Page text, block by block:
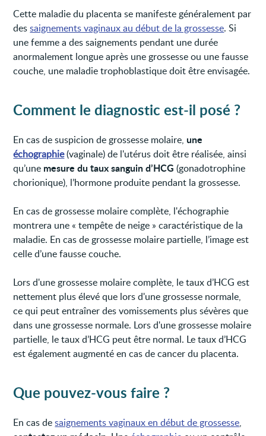
Cette maladie du placenta se manifeste généralement par
dessaignements vaginaux au début de la grossesse. Si
une femme a des saignements pendant une durée
anormalement longue après une grossesse ou une fausse
couche, une maladie trophoblastique doit être envisagée.
Comment le diagnostic est-il posé ?
En cas de suspicion de grossesse molaire, une
échographie(vaginale) de l'utérus doit être réalisée, ainsi
qu’une mesure du taux sanguin d’HCG (gonadotrophine
chorionique), l’hormone produite pendant la grossesse.
En cas de grossesse molaire complète, l'échographie
montrera une « tempête de neige » caractéristique de la
maladie. En cas de grossesse molaire partielle, l’image est
celle d’une fausse couche.
Lors d'une grossesse molaire complète, le taux d’HCG est
nettement plus élevé que lors d'une grossesse normale,
ce qui peut entraîner des vomissements plus sévères que
dans une grossesse normale. Lors d'une grossesse molaire
partielle, le taux d’HCG peut être normal. Le taux d’HCG
est également augmenté en cas de cancer du placenta.
Que pouvez-vous faire ?
En cas desaignements vaginaux en début de grossesse,